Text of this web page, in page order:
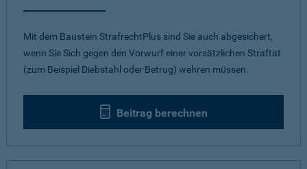
Mit dem Baustein StrafrechtPlus sind Sie auch abgesichert,
wenn Sie Sich gegen den Vorwurf einer vorsätzlichen Straftat
(zum Beispiel Diebstahl oder Betrug) wehren müssen.
Beitrag berechnen